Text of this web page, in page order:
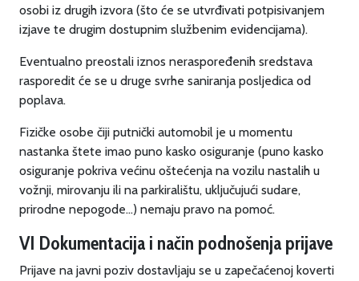
osobi iz drugih izvora (što će se utvrđivati potpisivanjem
izjave te drugim dostupnim službenim evidencijama).
Eventualno preostali iznos neraspoređenih sredstava
rasporedit će se u druge svrhe saniranja posljedica od
poplava.
Fizičke osobe čiji putnički automobil je u momentu
nastanka štete imao puno kasko osiguranje (puno kasko
osiguranje pokriva većinu oštećenja na vozilu nastalih u
vožnji, mirovanju ili na parkiralištu, uključujući sudare,
prirodne nepogode…) nemaju pravo na pomoć.
VI Dokumentacija i način podnošenja prijave
Prijave na javni poziv dostavljaju se u zapečaćenoj koverti